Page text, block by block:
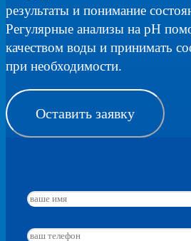
результаты и понимание
Регулярные анализы на pH
качеством воды и принимать
при необходимости.
Оставить заявку